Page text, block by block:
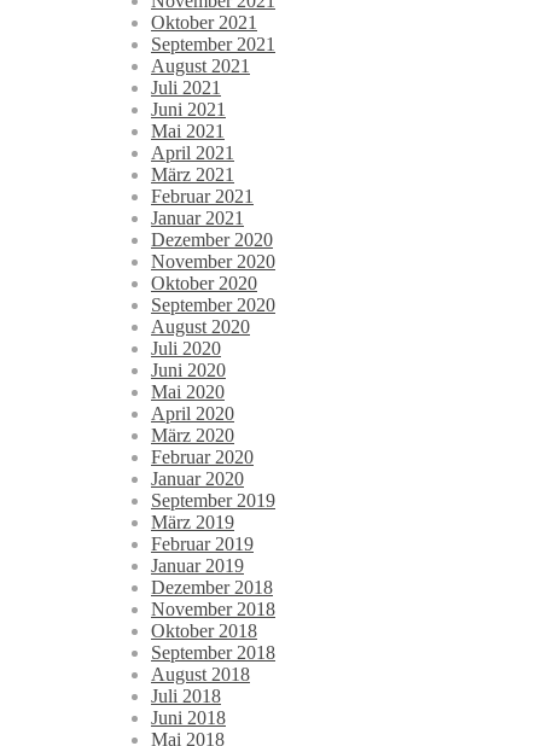
Oktober 2021
September 2021
August 2021
Juli 2021
Juni 2021
Mai 2021
April 2021
März 2021
Februar 2021
Januar 2021
Dezember 2020
November 2020
Oktober 2020
September 2020
August 2020
Juli 2020
Juni 2020
Mai 2020
April 2020
März 2020
Februar 2020
Januar 2020
September 2019
März 2019
Februar 2019
Januar 2019
Dezember 2018
November 2018
Oktober 2018
September 2018
August 2018
Juli 2018
Juni 2018
Mai 2018